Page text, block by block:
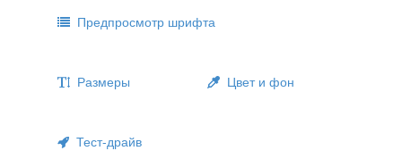
Предпросмотр шрифта
Размеры Цвет и фон
Тест-драйв